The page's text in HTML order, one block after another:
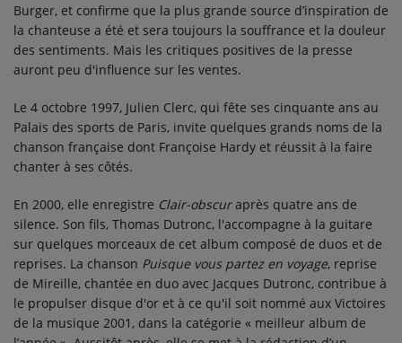
Burger, et confirme que la plus grande source d’inspiration de
la chanteuse a été et sera toujours la souffrance et la douleur
des sentiments. Mais les critiques positives de la presse
auront peu d'influence sur les ventes.
Le 4 octobre 1997, Julien Clerc, qui fête ses cinquante ans au
Palais des sports de Paris, invite quelques grands noms de la
chanson française dont Françoise Hardy et réussit à la faire
chanter à ses côtés.
En 2000, elle enregistre Clair-obscuraprès quatre ans de
silence. Son fils, Thomas Dutronc, l'accompagne à la guitare
sur quelques morceaux de cet album composé de duos et de
reprises. La chanson Puisque vous partez en voyage, reprise
de Mireille, chantée en duo avec Jacques Dutronc, contribue à
le propulser disque d'or et à ce qu'il soit nommé aux Victoires
de la musique 2001, dans la catégorie « meilleur album de